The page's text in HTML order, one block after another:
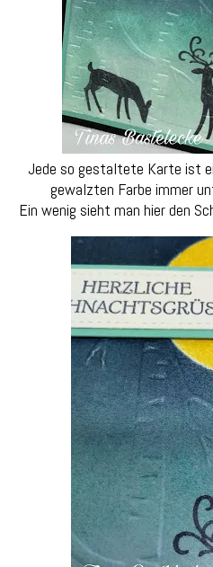
Jede so gestaltete Karte ist
gewalzten Farbe immer
Ein wenig sieht man hier den